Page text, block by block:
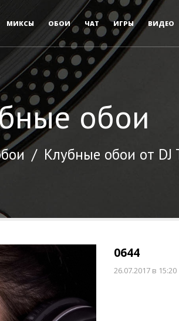
МИКСЫ ОБОИ ЧАТ ИГРЫ ВИДЕО
обои
/ Клубные обои от DJ
0644
26.07.2017в 15:20